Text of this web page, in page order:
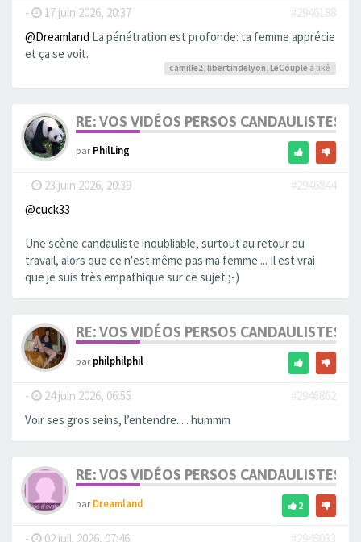
- 17 juin 2026, 20:37
#2946188
@Dreamland La pénétration est profonde: ta femme apprécie
et ça se voit.
camille2, libertindelyon, LeCouple a liké
RE: VOS VIDÉOS PERSOS CANDAULISTES
parPhilLing
- 23 juin 2026, 20:39
#2946844
@cuck33
Une scène candauliste inoubliable, surtout au retour du
travail, alors que ce n'est même pas ma femme ... Il est vrai
que je suis très empathique sur ce sujet ;-)
RE: VOS VIDÉOS PERSOS CANDAULISTES
parphilphilphil
- 24 juin 2026, 06:55
#2946862
Voir ses gros seins, l’entendre..... hummm
RE: VOS VIDÉOS PERSOS CANDAULISTES
parDreamland 2
- 02 juil. 2026, 07:46
#2948033